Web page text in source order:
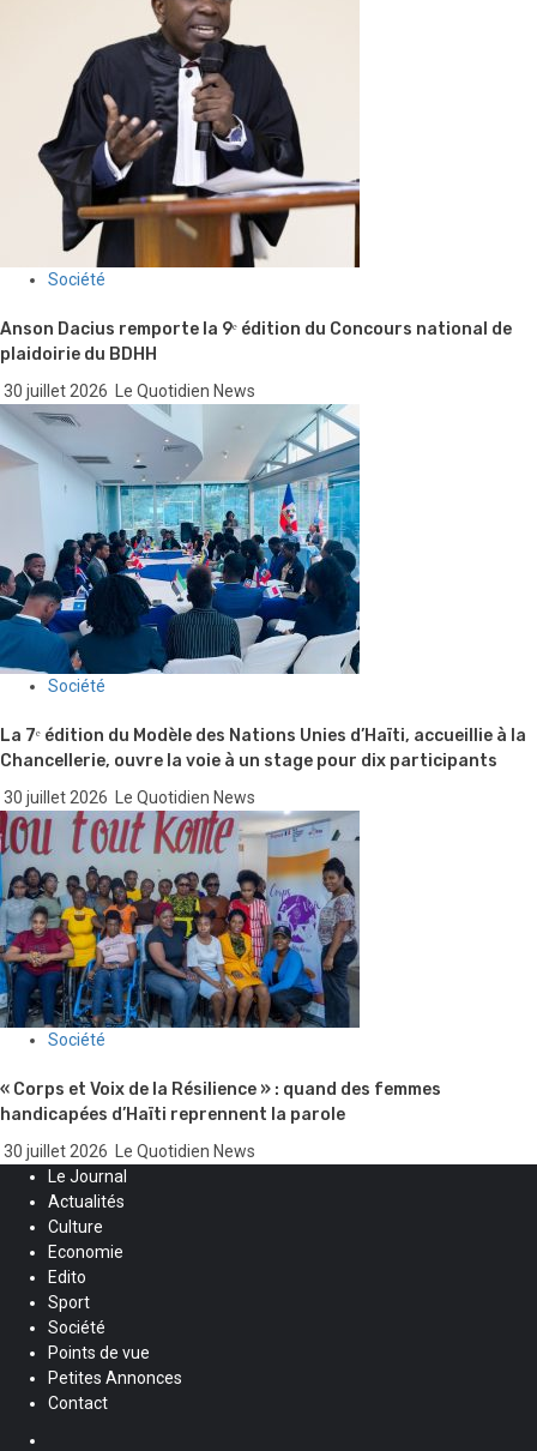
Société
Anson Dacius remporte la 9ᵉ édition du Concours national de
plaidoirie du BDHH
30 juillet 2026 Le Quotidien News
Société
La 7ᵉ édition du Modèle des Nations Unies d’Haïti, accueillie à la
Chancellerie, ouvre la voie à un stage pour dix participants
30 juillet 2026 Le Quotidien News
Société
« Corps et Voix de la Résilience » : quand des femmes
handicapées d’Haïti reprennent la parole
30 juillet 2026
Le Quotidien News
Le Journal
Actualités
Culture
Economie
Edito
Sport
Société
Points de vue
Petites Annonces
Contact